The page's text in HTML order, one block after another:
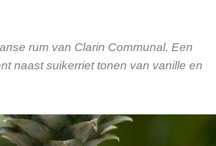
rum van Clarin Communal. Een
naast suikerriet tonen van vanille en